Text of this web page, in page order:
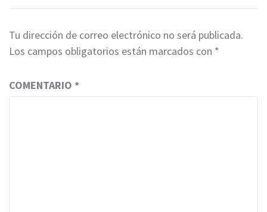
Tu dirección de correo electrónico no será publicada.
Los campos obligatorios están marcados con *
COMENTARIO *